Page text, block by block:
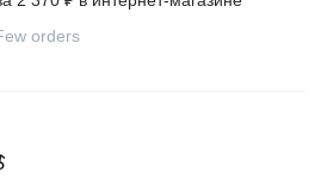
orders